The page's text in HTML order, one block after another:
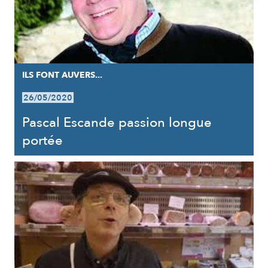
ILS FONT AUVERS...
26/05/2020
Pascal Escande passion longue
portée